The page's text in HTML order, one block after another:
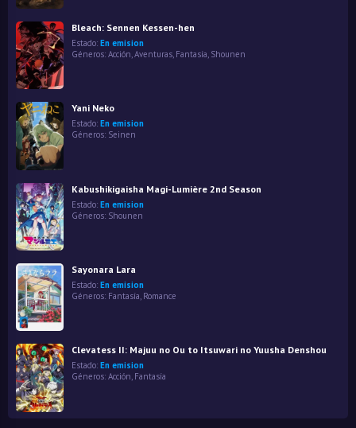
Bleach: Sennen Kessen-hen
Estado: En emision
Géneros: Acción,Aventuras, Fantasía, Shounen
Yani Neko
Estado: En emision
Géneros: Seinen
Kabushikigaisha Magi-Lumière 2nd Season
Estado: En emision
Géneros: Shounen
Sayonara Lara
Estado: En emision
Géneros: Fantasía, Romance
Clevatess II: Majuu no Ou to Itsuwari no Yuusha Denshou
Estado: En emision
Géneros: Acción, Fantasía